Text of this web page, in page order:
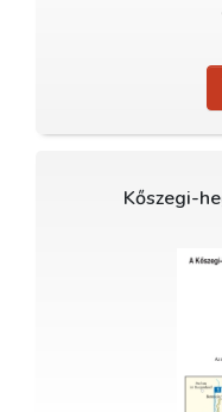
Kőszegi-